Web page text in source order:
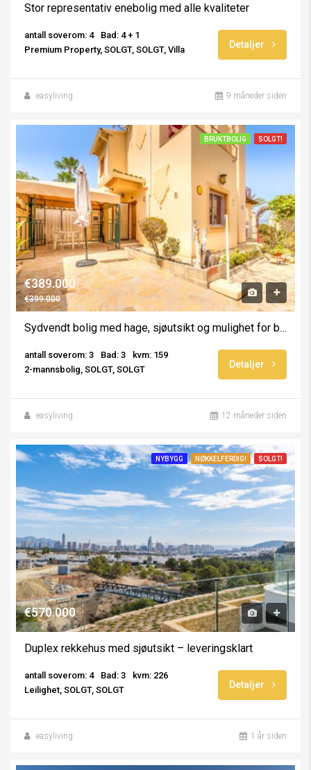
Stor representativ enebolig med alle kvaliteter
antall soverom: 4
Bad: 4 + 1
Premium Property, SOLGT, SOLGT, Villa
Detaljer
easyliving 9 måneder siden
BRUKTBOLIG SOLGT!
€389.000
€399.000
Sydvendt bolig med hage, sjøutsikt og mulighet for basseng
antall soverom: 3 Bad: 3
kvm: 159
2-mannsbolig, SOLGT, SOLGT
Detaljer
easyliving 12 måneder siden
NYBYGG NØKKELFERDIG! SOLGT!
€570.000
Duplex rekkehus med sjøutsikt – leveringsklart
antall soverom: 4 Bad: 3
kvm: 226
Leilighet, SOLGT, SOLGT
Detaljer
easyliving 1 år siden